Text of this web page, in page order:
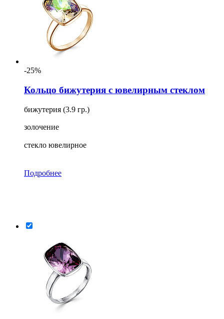
-25%
Кольцо бижутерия с ювелирным стеклом
бижутерия (3.9 гр.)
золочение
стекло ювелирное
Подробнее